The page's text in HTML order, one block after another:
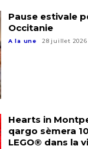
Pause estivale
Occitanie
A la une 28 juillet 2026
Hearts in
qargo sèmera
LEGO® dans la